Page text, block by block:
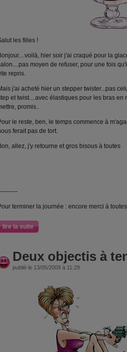
les filles !
hier soir j'ai craqué pour la
moyen de refuser, pour une fois
repris.
j'ai acheté hier un stepper twister...pas
et twist....avec élastiques pour les bras en
promis..
le reste, ben, le temps commence à
ferait pas de tort.
allez, j'y retourne et gros bisous à toutes
terminer la journée : encore merci à
lire la suite
Deux objectis à
publié le 13/05/2009 à 11:29